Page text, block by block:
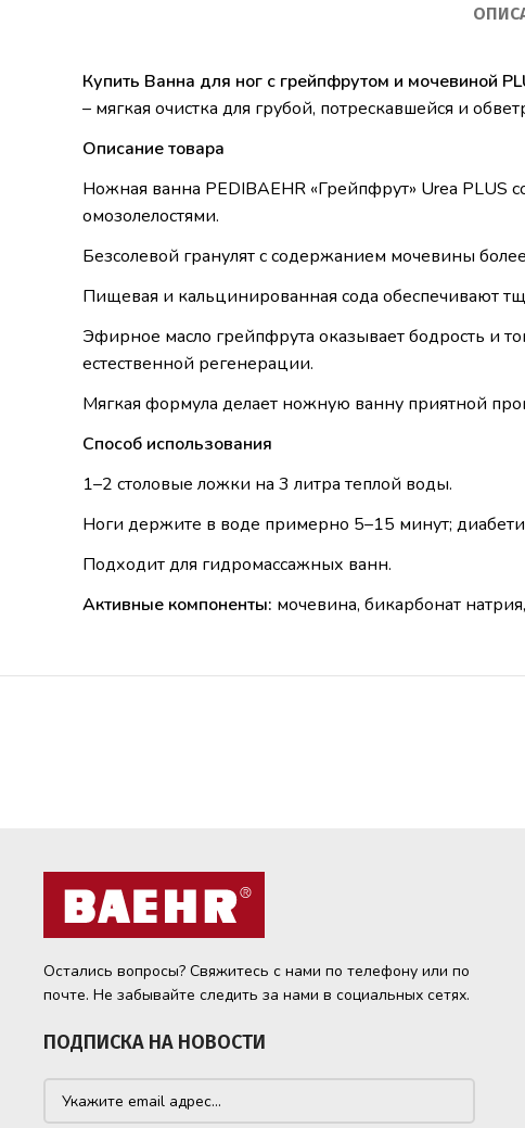
Купить Ванна для ног с грейпфрутом и мочевиной
– мягкая очистка для грубой, потрескавшейся и
Описание товара
Ножная ванна PEDIBAEHR «Грейпфрут» Urea
омозолелостями.
Безсолевой гранулят с содержанием мочевины
Пищевая и кальцинированная сода обеспечивают
Эфирное масло грейпфрута оказывает бодрость и
естественной регенерации.
Мягкая формула делает ножную ванну приятной
Способ использования
1–2 столовые ложки на 3 литра теплой воды.
Ноги держите в воде примерно 5–15 минут;
Подходит для гидромассажных ванн.
Активные компоненты: мочевина, бикарбонат
Остались вопросы? Свяжитесь с нами по телефону или по
почте. Не забывайте следить за нами в социальных сетях.
ПОДПИСКА НА НОВОСТИ